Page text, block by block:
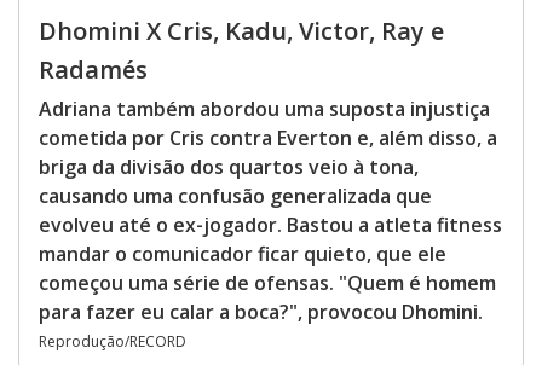
Dhomini X Cris, Kadu, Victor, Ray e
Radamés
Adriana também abordou uma suposta injustiça
cometida por Cris contra Everton e, além disso, a
briga da divisão dos quartos veio à tona,
causando uma confusão generalizada que
evolveu até o ex-jogador. Bastou a atleta fitness
mandar o comunicador ficar quieto, que ele
começou uma série de ofensas. "Quem é homem
para fazer eu calar a boca?", provocou Dhomini.
Reprodução/RECORD